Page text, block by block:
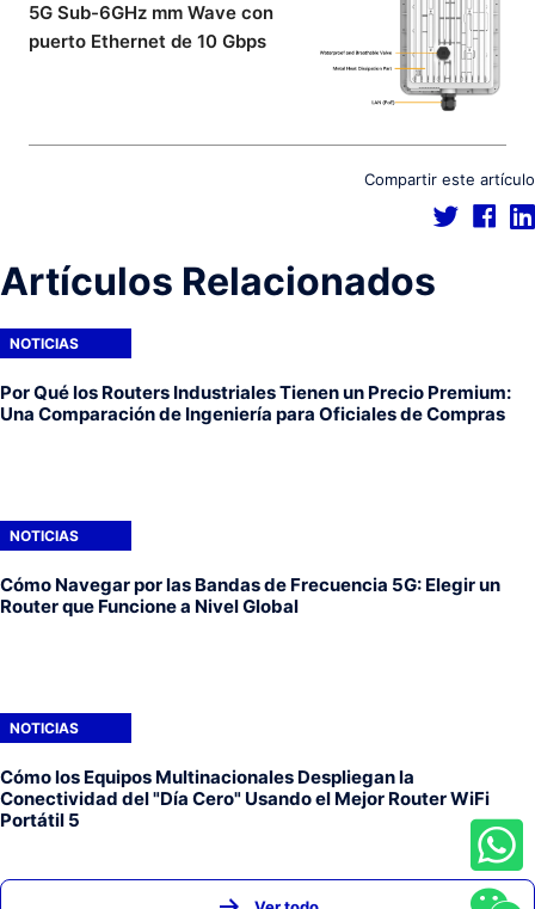
5G Sub-6GHz mm Wave con
puerto Ethernet de 10 Gbps
Compartir este artículo
Artículos Relacionados
NOTICIAS
Por Qué los Routers Industriales Tienen un Precio Premium:
Una Comparación de Ingeniería para Oficiales de Compras
NOTICIAS
Cómo Navegar por las Bandas de Frecuencia 5G: Elegir un
Router que Funcione a Nivel Global
NOTICIAS
Cómo los Equipos Multinacionales Despliegan la
Conectividad del "Día Cero" Usando el Mejor Router WiFi
Portátil 5